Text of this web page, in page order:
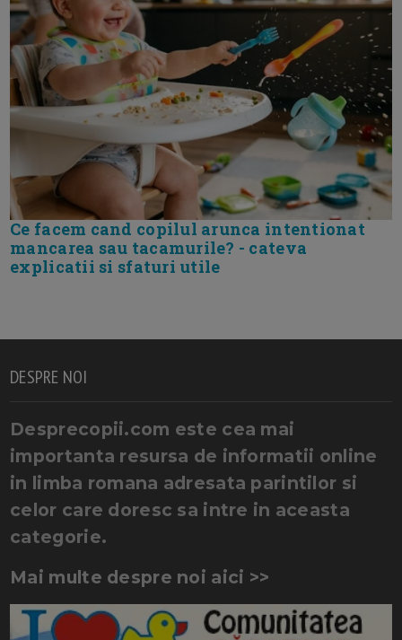
Ce facem cand copilul arunca intentionat
mancarea sau tacamurile? - cateva
explicatii si sfaturi utile
DESPRE NOI
Desprecopii.com este cea mai
importanta resursa de informatii online
in limba romana adresata parintilor si
celor care doresc sa intre in aceasta
categorie.
Mai multe despre noi aici >>